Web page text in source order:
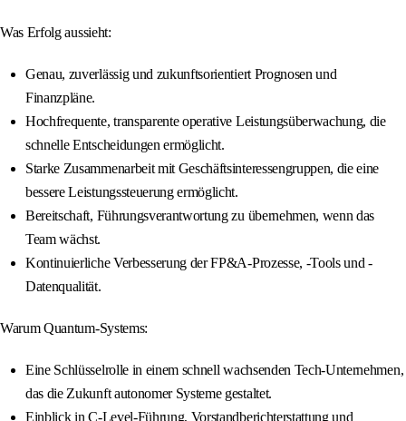
Was Erfolg aussieht:
Genau, zuverlässig und zukunftsorientiert Prognosen und
Finanzpläne.
Hochfrequente, transparente operative Leistungsüberwachung, die
schnelle Entscheidungen ermöglicht.
Starke Zusammenarbeit mit Geschäftsinteressengruppen, die eine
bessere Leistungssteuerung ermöglicht.
Bereitschaft, Führungsverantwortung zu übernehmen, wenn das
Team wächst.
Kontinuierliche Verbesserung der FP&A-Prozesse, -Tools und -
Datenqualität.
Warum Quantum-Systems:
Eine Schlüsselrolle in einem schnell wachsenden Tech-Unternehmen,
das die Zukunft autonomer Systeme gestaltet.
Einblick in C-Level-Führung, Vorstandberichterstattung und